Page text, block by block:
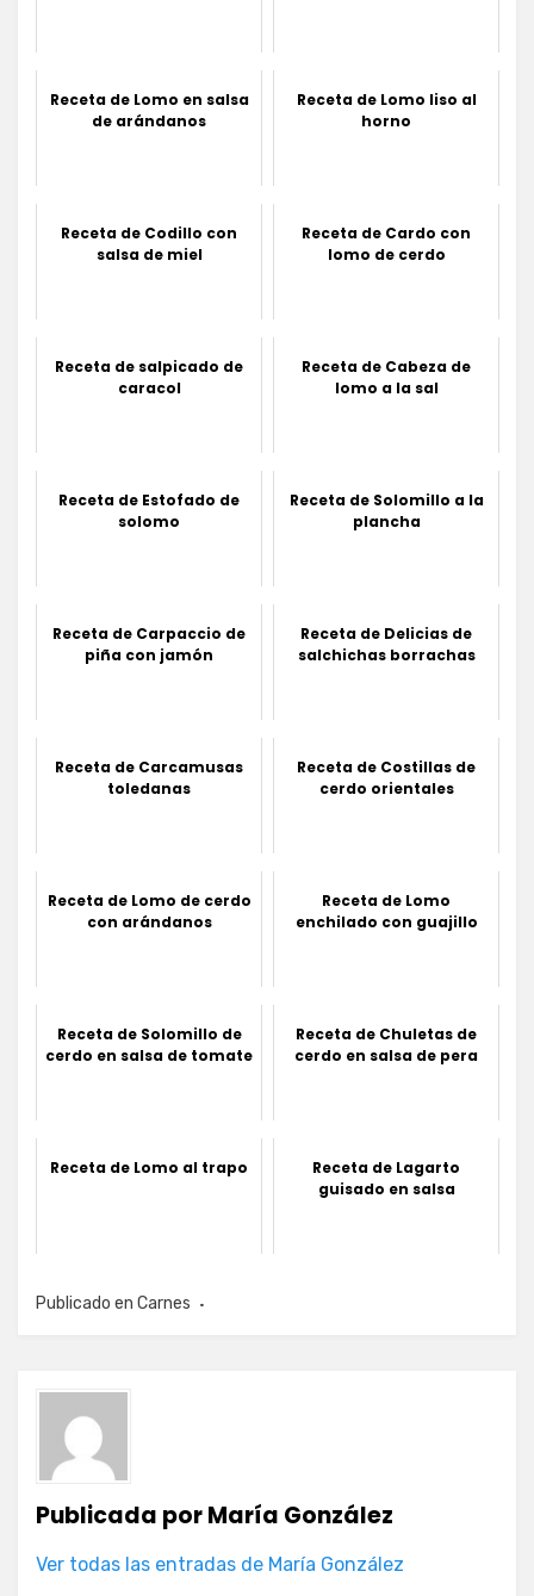
Receta de Lomo en salsa
de arándanos
Receta de Lomo liso al
horno
Receta de Codillo con
salsa de miel
Receta de Cardo con
lomo de cerdo
Receta de salpicado de
caracol
Receta de Cabeza de
lomo a la sal
Receta de Estofado de
solomo
Receta de Solomillo a la
plancha
Receta de Carpaccio de
piña con jamón
Receta de Delicias de
salchichas borrachas
Receta de Carcamusas
toledanas
Receta de Costillas de
cerdo orientales
Receta de Lomo de cerdo
con arándanos
Receta de Lomo
enchilado con guajillo
Receta de Solomillo de
cerdo en salsa de tomate
Receta de Chuletas de
cerdo en salsa de pera
Receta de Lomo al trapo
Receta de Lagarto
guisado en salsa
Publicado en Carnes
Publicada porMaría González
Ver todas las entradas de María González